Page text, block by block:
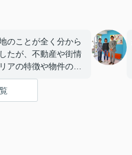
のことが全く分から
たが、不動産や街情
アの特徴や物件の構
だき、うれしかった
優しく対応してくだ